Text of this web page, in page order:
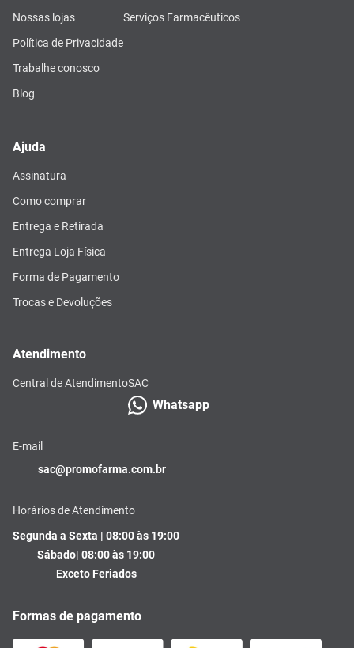
Nossas lojas
Política de Privacidade
Trabalhe conosco
Blog
Serviços Farmacêuticos
Ajuda
Assinatura
Como comprar
Entrega e Retirada
Entrega Loja Física
Forma de Pagamento
Trocas e Devoluções
Atendimento
Central de AtendimentoSAC
Whatsapp
E-mail
sac@promofarma.com.br
Horários de Atendimento
Segunda a Sexta | 08:00 às 19:00
Sábado| 08:00 às 19:00
Exceto Feriados
Formas de pagamento